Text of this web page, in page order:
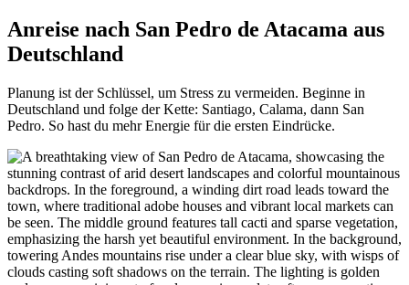
Anreise nach San Pedro de Atacama aus
Deutschland
Planung ist der Schlüssel, um Stress zu vermeiden. Beginne in
Deutschland und folge der Kette: Santiago, Calama, dann San
Pedro. So hast du mehr Energie für die ersten Eindrücke.